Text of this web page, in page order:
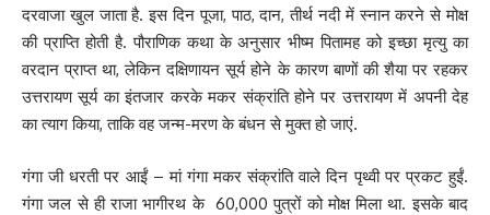
दरवाजा खुल जाता है. इस दिन पूजा, पाठ, दान, तीर्थ नदी में स्नान करने से मोक्ष
की प्राप्ति होती है. पौराणिक कथा के अनुसार भीष्म पितामह को इच्छा मृत्यु का
वरदान प्राप्त था, लेकिन दक्षिणायन सूर्य होने के कारण बाणों की शैया पर रहकर
उत्तरायण सूर्य का इंतजार करके मकर संक्रांति होने पर उत्तरायण में अपनी देह
का त्याग किया, ताकि वह जन्म-मरण के बंधन से मुक्त हो जाएं.
गंगा जी धरती पर आईं – मां गंगा मकर संक्रांति वाले दिन पृथ्वी पर प्रकट हुईं.
गंगा जल से ही राजा भागीरथ के 60,000 पुत्रों को मोक्ष मिला था. इसके बाद